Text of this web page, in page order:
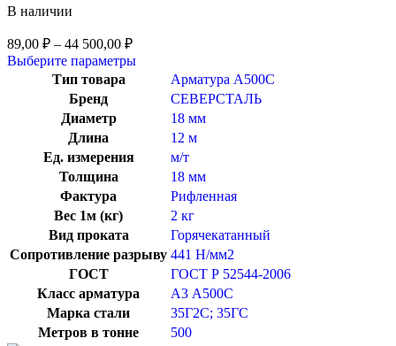
В наличии
89,00 ₽ – 44 500,00 ₽
Выберите параметры
Тип товара
Арматура А500С
Бренд
СЕВЕРСТАЛЬ
Диаметр
18 мм
Длина
12 м
Ед. измерения
м/т
Толщина
18 мм
Фактура
Рифленная
Вес 1м (кг)
2 кг
Вид проката
Горячекатанный
Сопротивление разрыву 441 Н/мм2
ГОСТ
ГОСТ Р 52544-2006
Класс арматура
А3 А500С
Марка стали
35Г2С; 35ГС
Метров в тонне
500